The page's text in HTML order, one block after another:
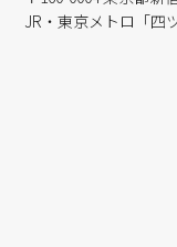
JR・東京メトロ「四